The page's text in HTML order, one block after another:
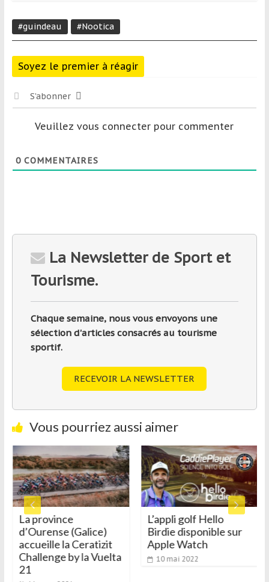
#guindeau #Nootica
Soyez le premier à réagir
S’abonner
Veuillez vous connecter pour commenter
0COMMENTAIRES
La Newsletter de Sport et
Tourisme.
Chaque semaine, nous vous envoyons une
sélection d'articles consacrés au tourisme
sportif.
RECEVOIR LA NEWSLETTER
Vous pourriez aussi aimer
La province
d’Ourense (Galice)
accueille la Ceratizit
Challenge by la Vuelta
21
L’appli golf Hello
Birdie disponible sur
Apple Watch
10 mai 2022